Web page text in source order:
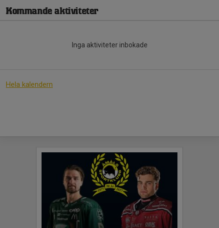
Kommande aktiviteter
Inga aktiviteter inbokade
Hela kalendern